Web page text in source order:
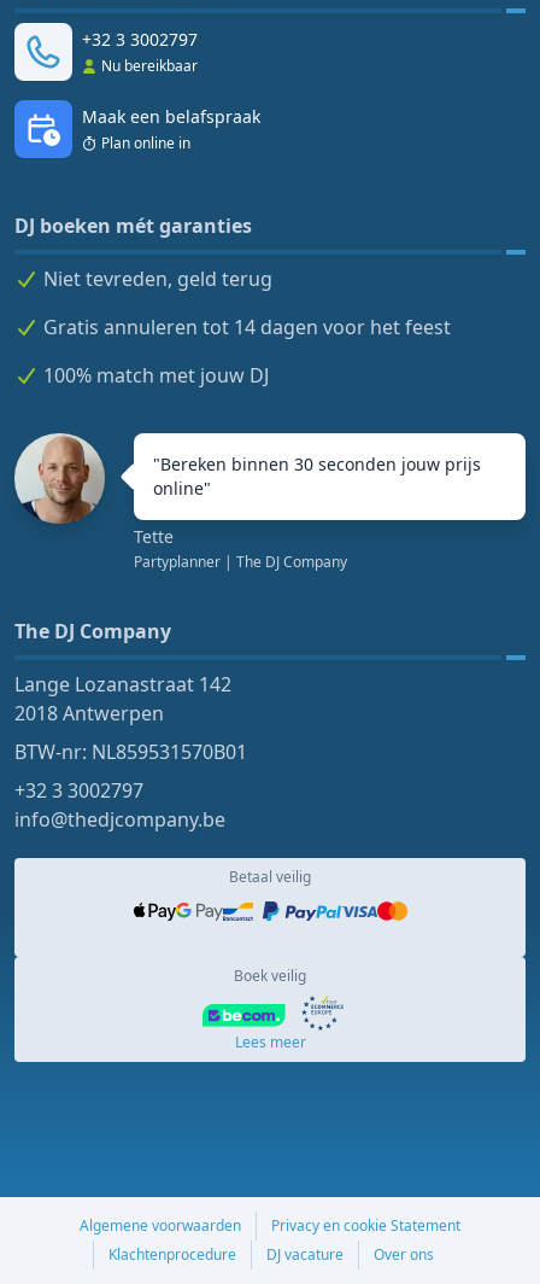
+32 3 3002797
Nu bereikbaar
Maak een belafspraak
Plan online in
DJ boeken mét garanties
Niet tevreden, geld terug
Gratis annuleren tot 14 dagen voor het feest
100% match met jouw DJ
"Bereken binnen 30 seconden jouw prijs
online"
Tette
Partyplanner | The DJ Company
The DJ Company
Lange Lozanastraat 142
2018 Antwerpen
BTW-nr: NL859531570B01
+32 3 3002797
info@thedjcompany.be
Betaal veilig
Boek veilig
Lees meer
Algemene voorwaarden
Privacy en cookie Statement
Klachtenprocedure
DJ vacature Over ons